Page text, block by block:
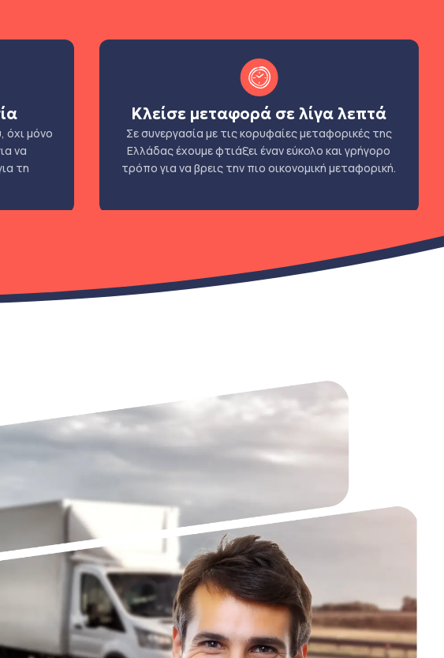
όχι μόνο
να
τη
Κλείσε μεταφορά σε λίγα λεπτά
Σε συνεργασία με τις κορυφαίες μεταφορικές της
Ελλάδας έχουμε φτιάξει έναν εύκολο και γρήγορο
τρόπο για να βρεις την πιο οικονομική μεταφορική.